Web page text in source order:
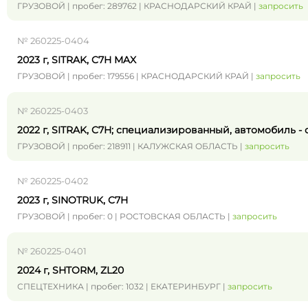
ГРУЗОВОЙ | пробег: 289762 | КРАСНОДАРСКИЙ КРАЙ | запросить
№ 260225-0404
2023 г, SITRAK, C7H MAX
ГРУЗОВОЙ | пробег: 179556 | КРАСНОДАРСКИЙ КРАЙ | запросить
№ 260225-0403
2022 г, SITRAK, C7H; специализированный, автомобиль -
ГРУЗОВОЙ | пробег: 218911 | КАЛУЖСКАЯ ОБЛАСТЬ | запросить
№ 260225-0402
2023 г, SINOTRUK, C7H
ГРУЗОВОЙ | пробег: 0 | РОСТОВСКАЯ ОБЛАСТЬ | запросить
№ 260225-0401
2024 г, SHTORM, ZL20
СПЕЦТЕХНИКА | пробег: 1032 | ЕКАТЕРИНБУРГ | запросить